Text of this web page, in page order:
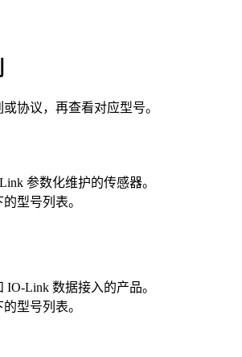
协议，再查看对应型号。
参数化维护的传感器。
型号列表。
Link 数据接入的产品。
型号列表。